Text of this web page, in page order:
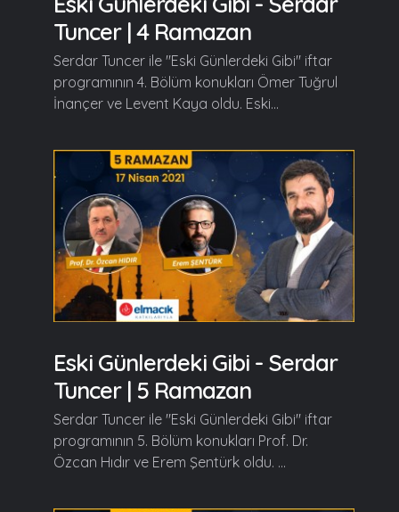
Tuncer | 4 Ramazan
Serdar Tuncer ile "Eski Günlerdeki Gibi" iftar
programının 4. Bölüm konukları Ömer Tuğrul
İnançer ve Levent Kaya oldu. Eski...
Eski Günlerdeki Gibi - Serdar
Tuncer | 5 Ramazan
Serdar Tuncer ile "Eski Günlerdeki Gibi" iftar
programının 5. Bölüm konukları Prof. Dr.
Özcan Hıdır ve Erem Şentürk oldu. ...